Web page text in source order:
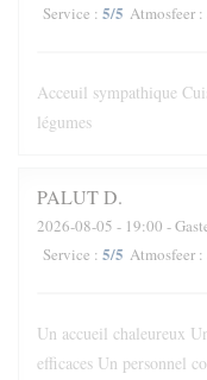
Service : 5/5 Atmosfeer :
Acceuil sympathique
légumes
PALUTD
2026-08-05 - 19:00 -
Service : 5/5 Atmosfeer :
Un accueil chaleureux
efficaces Un personnel